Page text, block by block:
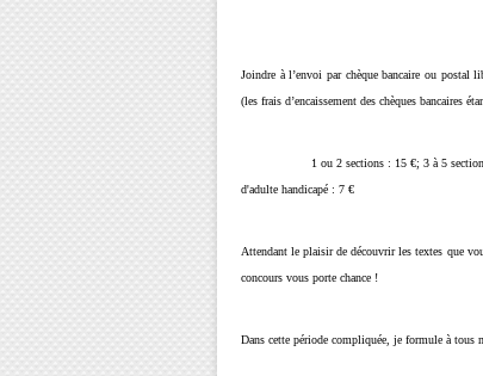
Joindre à l’envoi par chèque bancaire ou postal
(les frais d’encaissement des chèques bancaires
1 ou 2 sections : 15 €; 3 à 5 sections : 17
d'adulte handicapé : 7 €
Attendant le plaisir de découvrir les textes que
concours vous porte chance !
Dans cette période compliquée, je formule à tous